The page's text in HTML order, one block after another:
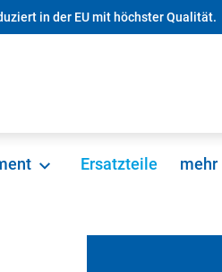
in der EU mit höchster Qualität.
Ersatzteile mehr